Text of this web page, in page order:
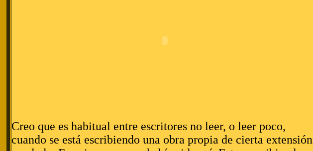
Creo que es habitual entre escritores no leer, o leer poco,
cuando se está escribiendo una obra propia de cierta extensión